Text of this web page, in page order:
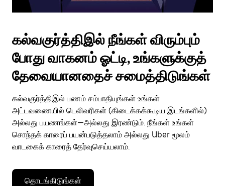
கல்வகுர்த்திஇல் நீங்கள் விரும்பும்
போது வாகனம் ஓட்டி, உங்களுக்குத்
தேவையானதைச் சமைத்திடுங்கள்
கல்வகுர்த்திஇல் பணம் சம்பாதியுங்கள் உங்கள்
அட்டவணையில் டெலிவரிகள் (கிடைக்கக்கூடிய இடங்களில்)
அல்லது பயணங்கள்—அல்லது இரண்டும். நீங்கள் உங்கள்
சொந்தக் காரைப் பயன்படுத்தலாம் அல்லது Uber மூலம்
வாடகைக் காரைத் தேர்வுசெய்யலாம்.
தொடங்கிடுங்கள்